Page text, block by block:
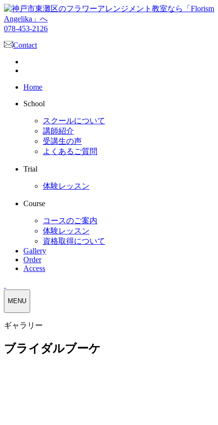
078-453-2126
Contact
Home
School
スクールについて
講師紹介
受講生の声
よくあるご質問
Trial
体験レッスン
Course
コースのご案内
体験レッスン
資格取得について
Gallery
Order
Access
MENU
ギャラリー
ブライダルブーケ